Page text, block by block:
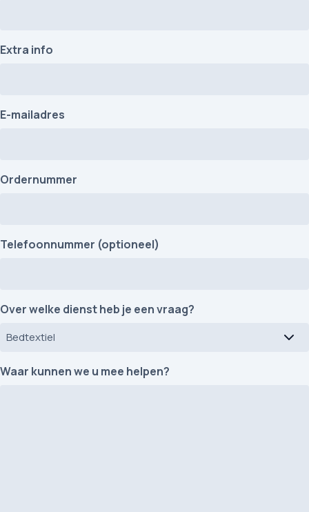
Extra info
E-mailadres
Ordernummer
Telefoonnummer (optioneel)
Over welke dienst heb je een vraag?
Waar kunnen we u mee helpen?